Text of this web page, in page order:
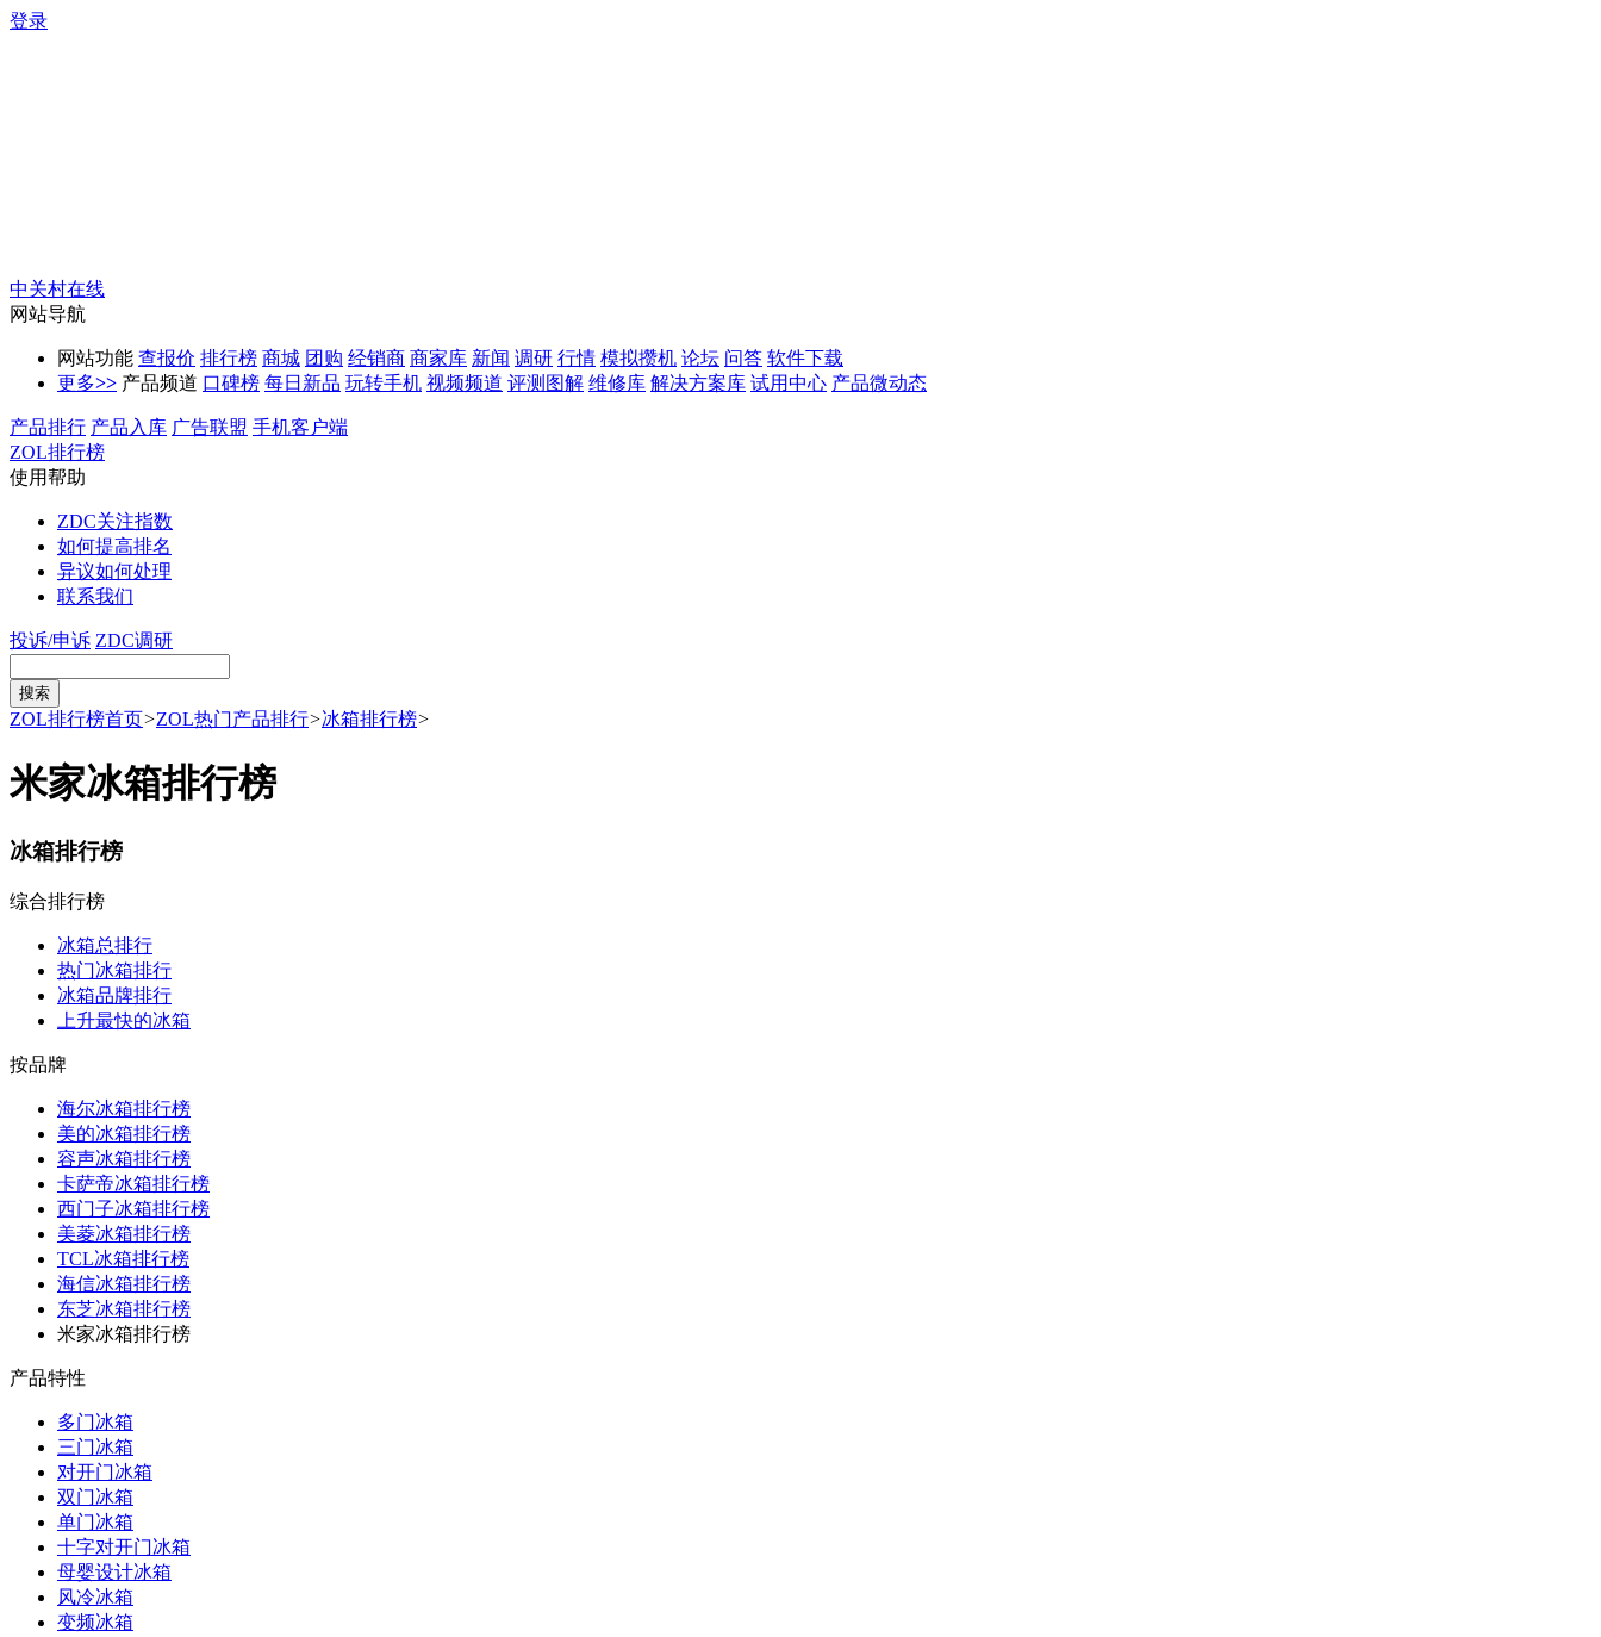
登录
中关村在线
网站导航
网站功能 查报价 排行榜 商城 团购 经销商 商家库 新闻 调研 行情 模拟攒机 论坛 问答 软件下载
更多>> 产品频道 口碑榜 每日新品 玩转手机 视频频道 评测图解 维修库 解决方案库 试用中心 产品微动态
产品排行 产品入库 广告联盟 手机客户端
ZOL排行榜
使用帮助
ZDC关注指数
如何提高排名
异议如何处理
联系我们
投诉/申诉 ZDC调研
ZOL排行榜首页>ZOL热门产品排行>冰箱排行榜>
米家冰箱排行榜
冰箱排行榜
综合排行榜
冰箱总排行
热门冰箱排行
冰箱品牌排行
上升最快的冰箱
按品牌
海尔冰箱排行榜
美的冰箱排行榜
容声冰箱排行榜
卡萨帝冰箱排行榜
西门子冰箱排行榜
美菱冰箱排行榜
TCL冰箱排行榜
海信冰箱排行榜
东芝冰箱排行榜
米家冰箱排行榜
产品特性
多门冰箱
三门冰箱
对开门冰箱
双门冰箱
单门冰箱
十字对开门冰箱
母婴设计冰箱
风冷冰箱
变频冰箱